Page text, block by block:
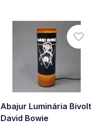
Abajur Luminária Bivolt
David Bowie